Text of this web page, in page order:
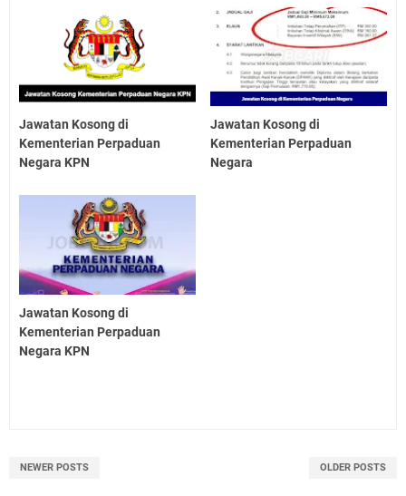
Jawatan Kosong di
Kementerian Perpaduan
Negara KPN
Jawatan Kosong di
Kementerian Perpaduan
Negara
Jawatan Kosong di
Kementerian Perpaduan
Negara KPN
NEWER POSTS OLDER POSTS